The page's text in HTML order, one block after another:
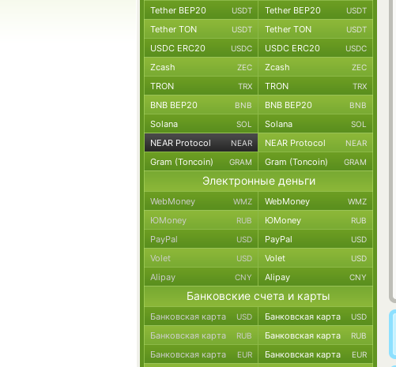
Tether BEP20 USDT Tether BEP20 USDT
Tether TON USDT Tether TON USDT
USDC ERC20 USDC USDC ERC20 USDC
Zcash ZEC Zcash ZEC
TRON TRX TRON TRX
BNB BEP20 BNB BNB BEP20 BNB
Solana SOL Solana SOL
NEAR Protocol NEAR NEAR Protocol NEAR
Gram (Toncoin) GRAM Gram (Toncoin) GRAM
Электронные деньги
WebMoney WMZ WebMoney WMZ
ЮMoney RUB ЮMoney RUB
PayPal USD PayPal USD
Volet USD Volet USD
Alipay CNY Alipay CNY
Банковские счета и карты
Банковская карта USD Банковская карта USD
Банковская карта RUB Банковская карта RUB
Банковская карта EUR Банковская карта EUR